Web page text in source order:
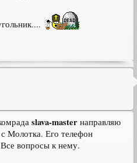
slava-masterнаправляю
Молотка. Его телефон
Все вопросы к нему.